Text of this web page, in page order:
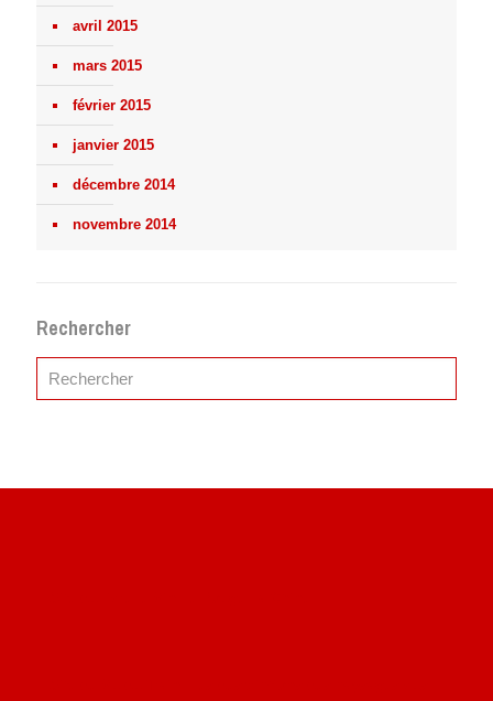
avril 2015
mars 2015
février 2015
janvier 2015
décembre 2014
novembre 2014
Rechercher